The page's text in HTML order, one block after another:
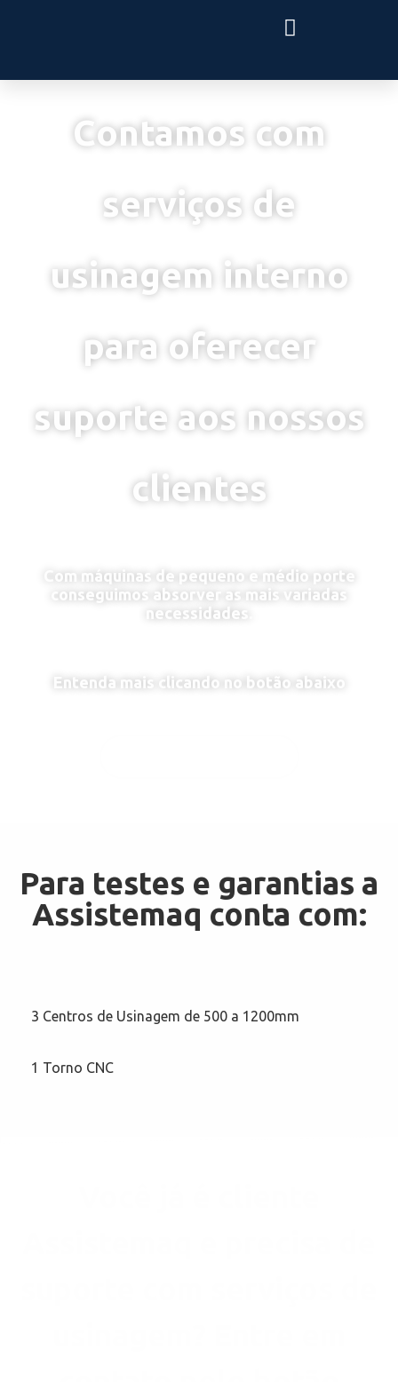
Contamos com
serviços de
usinagem interno
para oferecer
suporte aos nossos
clientes
Com máquinas de pequeno e médio porte
conseguimos absorver as mais variadas
necessidades.
Entenda mais clicando no botão abaixo
Para testes e garantias a
Assistemaq conta com:
3 Centros de Usinagem de 500 a 1200mm
1 Torno CNC